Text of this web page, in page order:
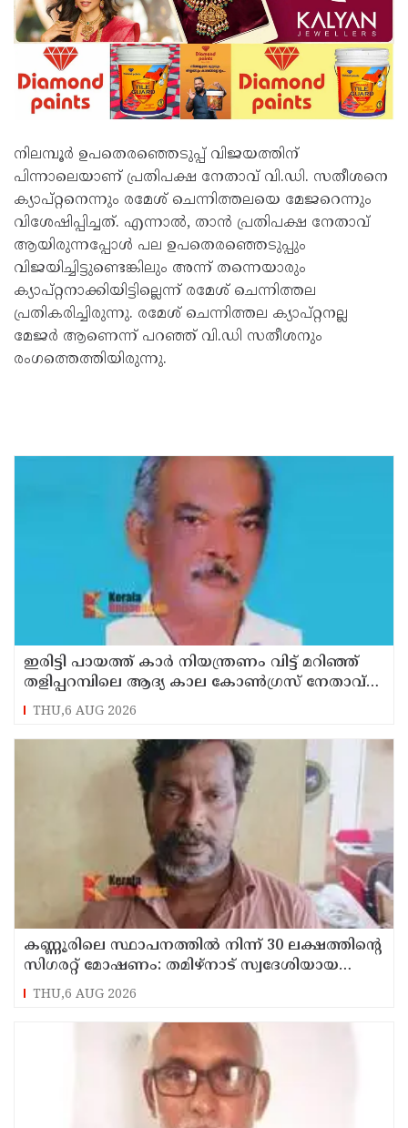
നിലമ്പൂർ ഉപതെരഞ്ഞെടുപ്പ് വിജയത്തിന്
പിന്നാലെയാണ് പ്രതിപക്ഷ നേതാവ് വി.ഡി. സതീശനെ
ക്യാപ്റ്റനെന്നും രമേശ് ചെന്നിത്തലയെ മേജറെന്നും
വിശേഷിപ്പിച്ചത്. എന്നാൽ, താൻ പ്രതിപക്ഷ നേതാവ്
ആയിരുന്നപ്പോൾ പല ഉപതെരഞ്ഞെടുപ്പും
വിജയിച്ചിട്ടുണ്ടെങ്കിലും അന്ന് തന്നെയാരും
ക്യാപ്റ്റനാക്കിയിട്ടില്ലെന്ന് രമേശ് ചെന്നിത്തല
പ്രതികരിച്ചിരുന്നു. രമേശ് ചെന്നിത്തല ക്യാപ്റ്റനല്ല
മേജർ ആണെന്ന് പറഞ്ഞ് വി.ഡി സതീശനും
രംഗത്തെത്തിയിരുന്നു.
ഇരിട്ടി പായത്ത് കാർ നിയന്ത്രണം വിട്ട് മറിഞ്ഞ്
തളിപ്പറമ്പിലെ ആദ്യ കാല കോണ്‍ഗ്രസ് നേതാവ്
മരിച്ചു
THU,6 AUG 2026
കണ്ണൂരിലെ സ്ഥാപനത്തിൽ നിന്ന് 30 ലക്ഷത്തിന്റെ
സിഗരറ്റ് മോഷണം: തമിഴ്‌നാട് സ്വദേശിയായ
സെയിൽസ്മാൻ തെങ്കാശിയിൽ പിടിയിൽ
THU,6 AUG 2026